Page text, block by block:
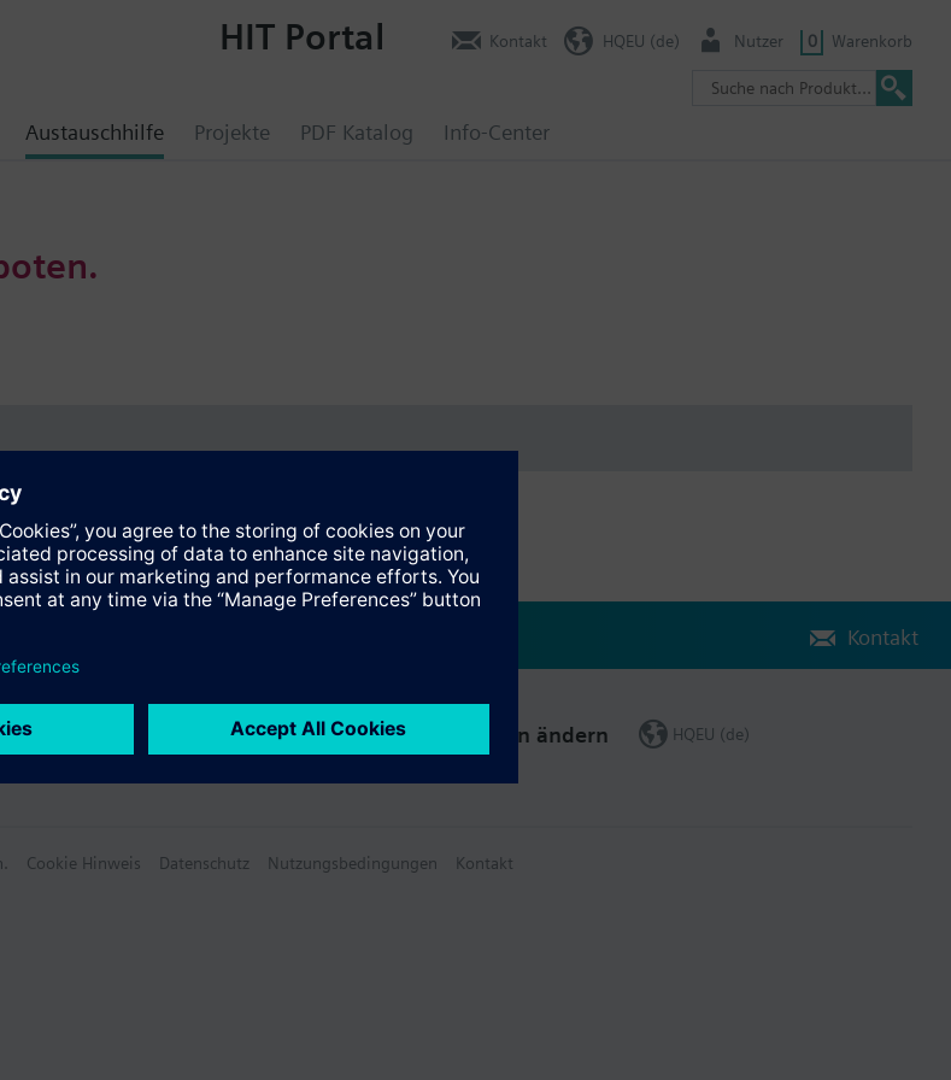
Austauschhilfe Projekte PDF Katalog Info-Center
HIT Portal Kontakt HQEU (de) Nutzer 0 Warenkorb
Kontakt
Region ändern HQEU (de)
Cookie Hinweis Datenschutz Nutzungsbedingungen Kontakt